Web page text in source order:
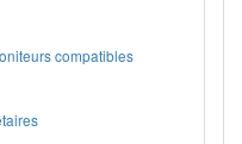
compatibles